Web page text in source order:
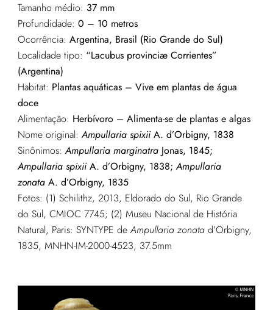
Tamanho médio: 37 mm
Profundidade: 0 – 10 metros
Ocorrência: Argentina, Brasil (Rio Grande do Sul)
Localidade tipo: “Lacubus provinciæ Corrientes”
(Argentina)
Habitat: Plantas aquáticas – Vive em plantas de água
doce
Alimentação: Herbívoro – Alimenta-se de plantas e algas
Nome original:Ampullaria spixiiA. d’Orbigny, 1838
Sinônimos:Ampullaria marginatraJonas, 1845;
Ampullaria spixiiA. d’Orbigny, 1838;Ampullaria
zonataA. d’Orbigny, 1835
Fotos: (1) Schilithz, 2013, Eldorado do Sul, Rio Grande
do Sul, CMIOC 7745; (2) Museu Nacional de História
Natural, Paris: SYNTYPE de Ampullaria zonatad’Orbigny,
1835, MNHN-IM-2000-4523, 37.5mm